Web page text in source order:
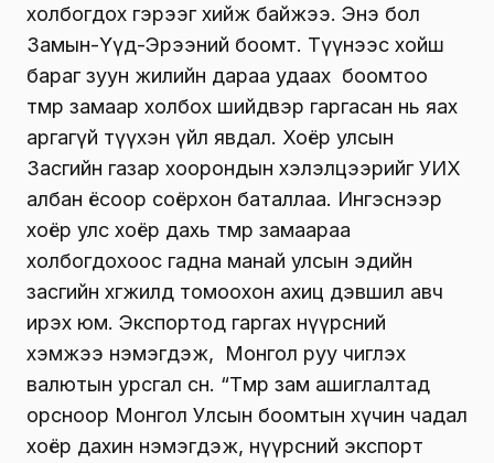
холбогдох гэрээг хийж байжээ. Энэ бол
Замын-Үүд-Эрээний боомт. Түүнээс хойш
бараг зуун жилийн дараа удаах боомтоо
төмөр замаар холбох шийдвэр гаргасан нь яах
аргагүй түүхэн үйл явдал. Хоёр улсын
Засгийн газар хоорондын хэлэлцээрийг УИХ
албан ёсоор соёрхон баталлаа. Ингэснээр
хоёр улс хоёр дахь төмөр замаараа
холбогдохоос гадна манай улсын эдийн
засгийн хөгжилд томоохон ахиц дэвшил авч
ирэх юм. Экспортод гаргах нүүрсний
хэмжээ нэмэгдэж, Монгол руу чиглэх
валютын урсгал өснө. “Төмөр зам ашиглалтад
орсноор Монгол Улсын боомтын хүчин чадал
хоёр дахин нэмэгдэж, нүүрсний экспорт